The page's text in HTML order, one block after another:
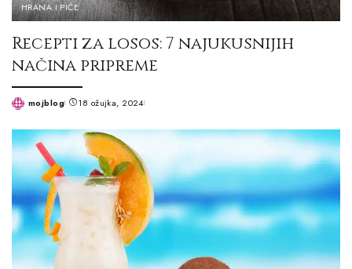
HRANA I PIĆE
Recepti za losos: 7 najukusnijih
načina pripreme
Postedmojblog 18 ožujka, 2024